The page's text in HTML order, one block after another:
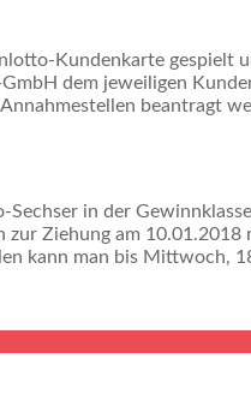
Kundenkarte
dem jeweiligen
beantragt
in der
Ziehung am
kann man bis Mittwoch,